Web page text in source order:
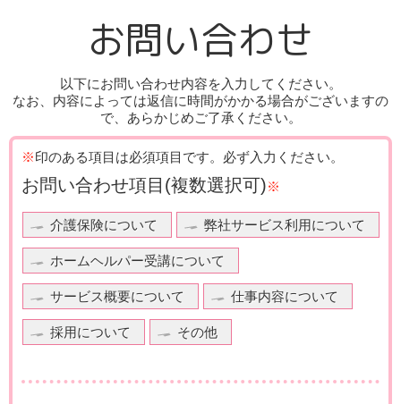
お問い合わせ
以下にお問い合わせ内容を入力してください。
なお、内容によっては返信に時間がかかる場合がございますの
で、あらかじめご了承ください。
※印のある項目は必須項目です。 必ず入力ください。
お問い合わせ項目 (複数選択可)※
介護保険について 弊社サービス利用について
ホームヘルパー受講について
サービス概要について 仕事内容について
採用について その他